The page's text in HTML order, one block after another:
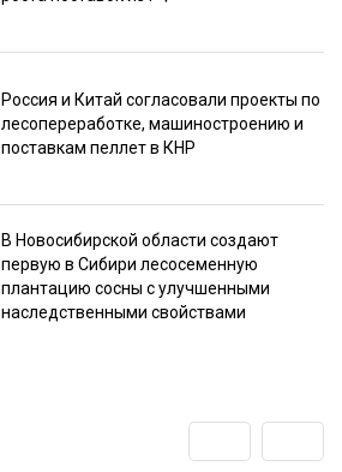
Россия и Китай согласовали проекты по
лесопереработке, машиностроению и
поставкам пеллет в КНР
В Новосибирской области создают
первую в Сибири лесосеменную
плантацию сосны с улучшенными
наследственными свойствами